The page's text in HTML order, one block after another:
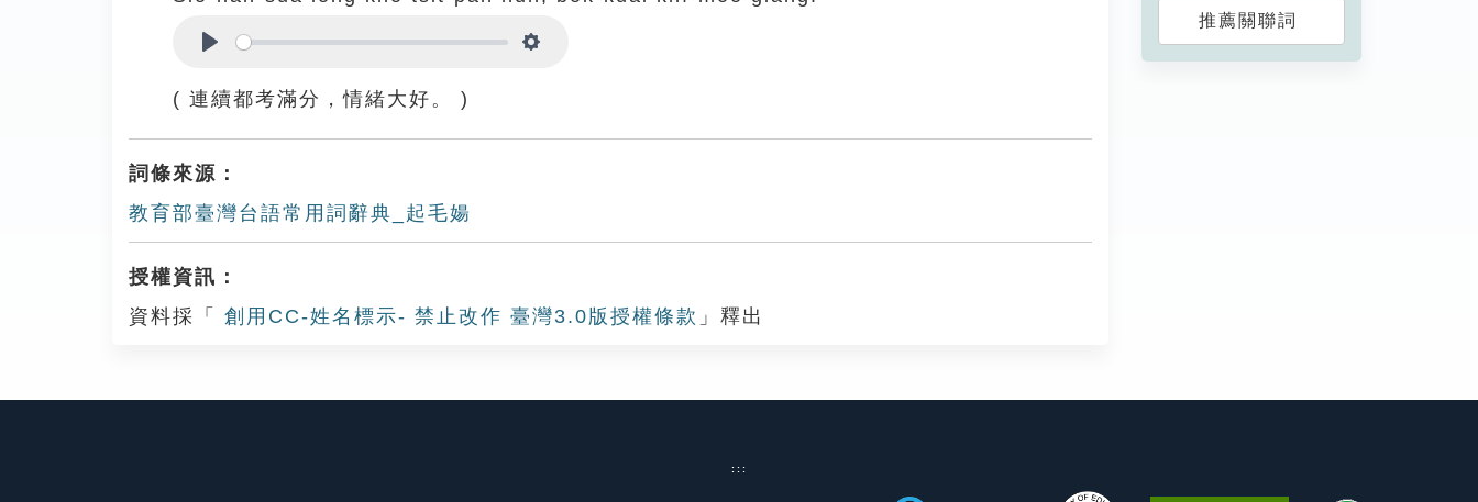
( 連續都考滿分，情緒大好。 )
詞條來源：
教育部臺灣台語常用詞辭典_起毛婸
授權資訊：
資料採「
創用CC-姓名標示- 禁止改作 臺灣3.0版授權條款 」釋出
推薦關聯詞
:::